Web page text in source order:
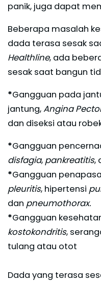
panik, juga dapat
Beberapa masalah
dada terasa sesak
Healthline, ada
sesak saat bangun
*Gangguan pada
jantung,Angina
dan diseksi atau
*Gangguan
disfagia, pankreatitis,
*Gangguan
pleuritis, hipertensi
dan pneumothorax.
*Gangguan
kostokondritis,
tulang atau otot
Dada yang terasa